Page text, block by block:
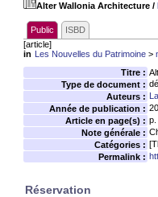
Alter Wallonia Architecture /
Public
ISBD
[article]
in Les Nouvelles du Patrimoine >
Titre :
Type de document :
Auteurs :
Année de publication :
Article en page(s) : p.
Note générale :
Catégories :
Permalink :
Réservation